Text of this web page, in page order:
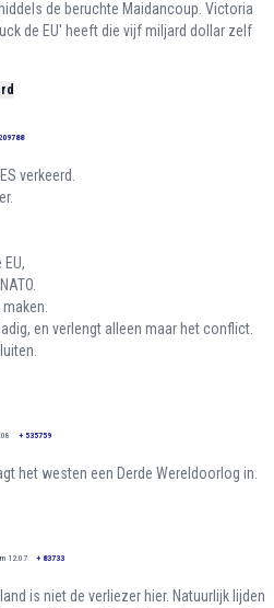
de beruchte Maidancoup. Victoria
de EU' heeft die vijf miljard dollar zelf
209788
verkeerd.
en verlengt alleen maar het conflict.
+ 535759
het westen een Derde Wereldoorlog in.
12:07 + 83733
is niet de verliezer hier. Natuurlijk lijden